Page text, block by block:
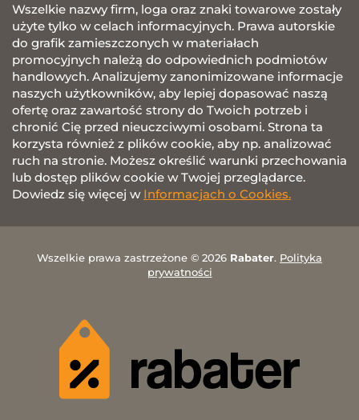
Wszelkie nazwy firm, loga oraz znaki towarowe zostały
użyte tylko w celach informacyjnych. Prawa autorskie
do grafik zamieszczonych w materiałach
promocyjnych należą do odpowiednich podmiotów
handlowych. Analizujemy zanonimizowane informacje
naszych użytkowników, aby lepiej dopasować naszą
ofertę oraz zawartość strony do Twoich potrzeb i
chronić Cię przed nieuczciwymi osobami. Strona ta
korzysta również z plików cookie, aby np. analizować
ruch na stronie. Możesz określić warunki przechowania
lub dostęp plików cookie w Twojej przeglądarce.
Dowiedz się więcej w Informacjach o Cookies.
Wszelkie prawa zastrzeżone © 2026 Rabater. Polityka
prywatności